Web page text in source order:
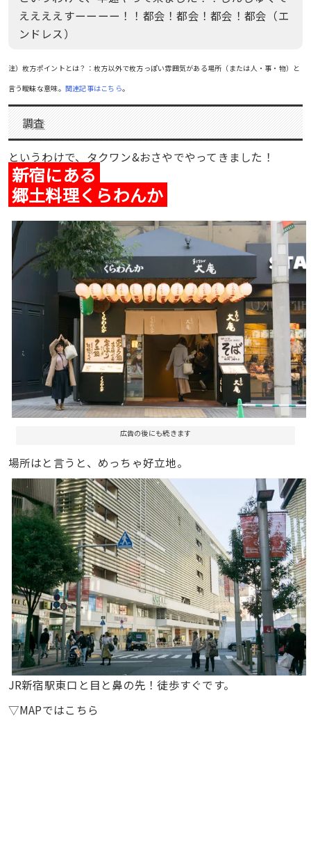
ええええすーーーー！！都会！都会！都会！都会（エ
ンドレス）
注）枚方ポイントとは？：枚方以外で枚方っぽい雰囲気がある場所（または人・事・物）と
言う曖昧な意味。 関連記事はこちら。
調査
というわけで、タクワン&おさやでやってきました！
新宿にある
郷土料理くらわんか
広告の後にも続きます
場所はと言うと、めっちゃ好立地。
JR新宿駅東口と目と鼻の先！徒歩すぐです。
▽MAPではこちら